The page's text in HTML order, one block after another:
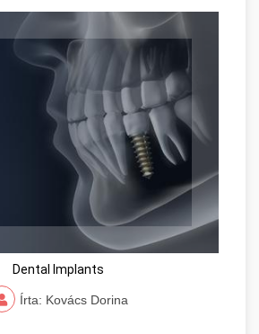
Dental Implants
Írta: Kovács Dorina